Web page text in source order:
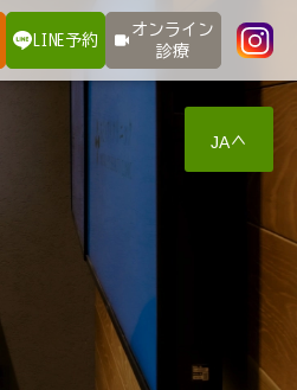
LINE予約
オンライン
診療
JA